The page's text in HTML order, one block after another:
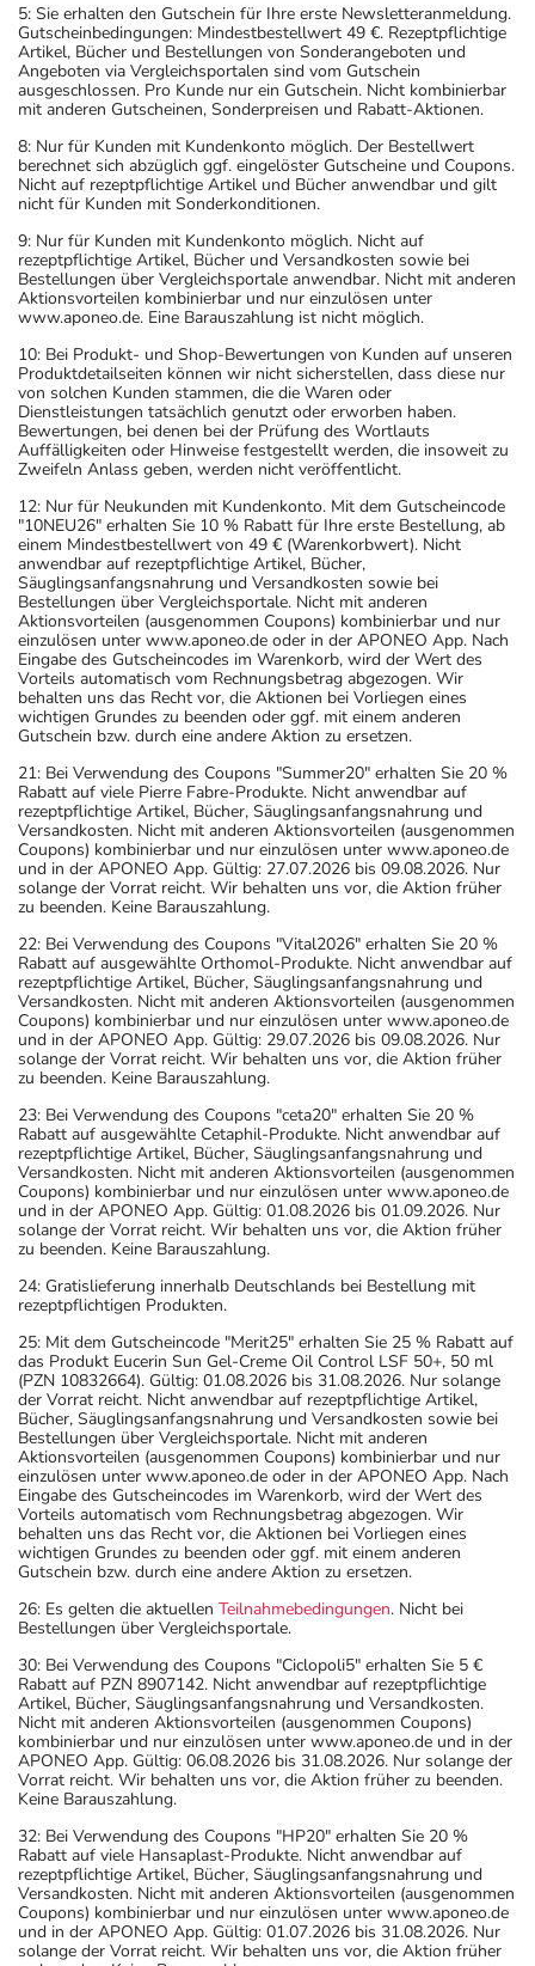
5: Sie erhalten den Gutschein für Ihre erste Newsletteranmeldung.
Gutscheinbedingungen: Mindestbestellwert 49 €. Rezeptpflichtige
Artikel, Bücher und Bestellungen von Sonderangeboten und
Angeboten via Vergleichsportalen sind vom Gutschein
ausgeschlossen. Pro Kunde nur ein Gutschein. Nicht kombinierbar
mit anderen Gutscheinen, Sonderpreisen und Rabatt-Aktionen.
8: Nur für Kunden mit Kundenkonto möglich. Der Bestellwert
berechnet sich abzüglich ggf. eingelöster Gutscheine und Coupons.
Nicht auf rezeptpflichtige Artikel und Bücher anwendbar und gilt
nicht für Kunden mit Sonderkonditionen.
9: Nur für Kunden mit Kundenkonto möglich. Nicht auf
rezeptpflichtige Artikel, Bücher und Versandkosten sowie bei
Bestellungen über Vergleichsportale anwendbar. Nicht mit anderen
Aktionsvorteilen kombinierbar und nur einzulösen unter
www.aponeo.de. Eine Barauszahlung ist nicht möglich.
10: Bei Produkt- und Shop-Bewertungen von Kunden auf unseren
Produktdetailseiten können wir nicht sicherstellen, dass diese nur
von solchen Kunden stammen, die die Waren oder
Dienstleistungen tatsächlich genutzt oder erworben haben.
Bewertungen, bei denen bei der Prüfung des Wortlauts
Auffälligkeiten oder Hinweise festgestellt werden, die insoweit zu
Zweifeln Anlass geben, werden nicht veröffentlicht.
12: Nur für Neukunden mit Kundenkonto. Mit dem Gutscheincode
"10NEU26" erhalten Sie 10 % Rabatt für Ihre erste Bestellung, ab
einem Mindestbestellwert von 49 € (Warenkorbwert). Nicht
anwendbar auf rezeptpflichtige Artikel, Bücher,
Säuglingsanfangsnahrung und Versandkosten sowie bei
Bestellungen über Vergleichsportale. Nicht mit anderen
Aktionsvorteilen (ausgenommen Coupons) kombinierbar und nur
einzulösen unter www.aponeo.de oder in der APONEO App. Nach
Eingabe des Gutscheincodes im Warenkorb, wird der Wert des
Vorteils automatisch vom Rechnungsbetrag abgezogen. Wir
behalten uns das Recht vor, die Aktionen bei Vorliegen eines
wichtigen Grundes zu beenden oder ggf. mit einem anderen
Gutschein bzw. durch eine andere Aktion zu ersetzen.
21: Bei Verwendung des Coupons "Summer20" erhalten Sie 20 %
Rabatt auf viele Pierre Fabre-Produkte. Nicht anwendbar auf
rezeptpflichtige Artikel, Bücher, Säuglingsanfangsnahrung und
Versandkosten. Nicht mit anderen Aktionsvorteilen (ausgenommen
Coupons) kombinierbar und nur einzulösen unter www.aponeo.de
und in der APONEO App. Gültig: 27.07.2026 bis 09.08.2026. Nur
solange der Vorrat reicht. Wir behalten uns vor, die Aktion früher
zu beenden. Keine Barauszahlung.
22: Bei Verwendung des Coupons "Vital2026" erhalten Sie 20 %
Rabatt auf ausgewählte Orthomol-Produkte. Nicht anwendbar auf
rezeptpflichtige Artikel, Bücher, Säuglingsanfangsnahrung und
Versandkosten. Nicht mit anderen Aktionsvorteilen (ausgenommen
Coupons) kombinierbar und nur einzulösen unter www.aponeo.de
und in der APONEO App. Gültig: 29.07.2026 bis 09.08.2026. Nur
solange der Vorrat reicht. Wir behalten uns vor, die Aktion früher
zu beenden. Keine Barauszahlung.
23: Bei Verwendung des Coupons "ceta20" erhalten Sie 20 %
Rabatt auf ausgewählte Cetaphil-Produkte. Nicht anwendbar auf
rezeptpflichtige Artikel, Bücher, Säuglingsanfangsnahrung und
Versandkosten. Nicht mit anderen Aktionsvorteilen (ausgenommen
Coupons) kombinierbar und nur einzulösen unter www.aponeo.de
und in der APONEO App. Gültig: 01.08.2026 bis 01.09.2026. Nur
solange der Vorrat reicht. Wir behalten uns vor, die Aktion früher
zu beenden. Keine Barauszahlung.
24: Gratislieferung innerhalb Deutschlands bei Bestellung mit
rezeptpflichtigen Produkten.
25: Mit dem Gutscheincode "Merit25" erhalten Sie 25 % Rabatt auf
das Produkt Eucerin Sun Gel-Creme Oil Control LSF 50+, 50 ml
(PZN 10832664). Gültig: 01.08.2026 bis 31.08.2026. Nur solange
der Vorrat reicht. Nicht anwendbar auf rezeptpflichtige Artikel,
Bücher, Säuglingsanfangsnahrung und Versandkosten sowie bei
Bestellungen über Vergleichsportale. Nicht mit anderen
Aktionsvorteilen (ausgenommen Coupons) kombinierbar und nur
einzulösen unter www.aponeo.de oder in der APONEO App. Nach
Eingabe des Gutscheincodes im Warenkorb, wird der Wert des
Vorteils automatisch vom Rechnungsbetrag abgezogen. Wir
behalten uns das Recht vor, die Aktionen bei Vorliegen eines
wichtigen Grundes zu beenden oder ggf. mit einem anderen
Gutschein bzw. durch eine andere Aktion zu ersetzen.
26: Es gelten die aktuellen Teilnahmebedingungen. Nicht bei
Bestellungen über Vergleichsportale.
30: Bei Verwendung des Coupons "Ciclopoli5" erhalten Sie 5 €
Rabatt auf PZN 8907142. Nicht anwendbar auf rezeptpflichtige
Artikel, Bücher, Säuglingsanfangsnahrung und Versandkosten.
Nicht mit anderen Aktionsvorteilen (ausgenommen Coupons)
kombinierbar und nur einzulösen unter www.aponeo.de und in der
APONEO App. Gültig: 06.08.2026 bis 31.08.2026. Nur solange der
Vorrat reicht. Wir behalten uns vor, die Aktion früher zu beenden.
Keine Barauszahlung.
32: Bei Verwendung des Coupons "HP20" erhalten Sie 20 %
Rabatt auf viele Hansaplast-Produkte. Nicht anwendbar auf
rezeptpflichtige Artikel, Bücher, Säuglingsanfangsnahrung und
Versandkosten. Nicht mit anderen Aktionsvorteilen (ausgenommen
Coupons) kombinierbar und nur einzulösen unter www.aponeo.de
und in der APONEO App. Gültig: 01.07.2026 bis 31.08.2026. Nur
solange der Vorrat reicht. Wir behalten uns vor, die Aktion früher